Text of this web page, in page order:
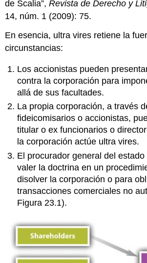
de Scalia”,Revista de Derecho y
14, núm. 1 (2009): 75.
En esencia, ultra vires retiene la
circunstancias:
Los accionistas pueden
contra la corporación para
allá de sus facultades.
La propia corporación, a través
fideicomisarios o accionistas,
titular o ex funcionarios o
la corporación actúe ultra vires.
El procurador general del
valer la doctrina en un
disolver la corporación o para
transacciones comerciales no
Figura 23.1).